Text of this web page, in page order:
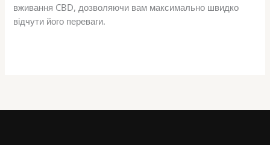
вживання CBD, дозволяючи вам максимально швидко
відчути його переваги.